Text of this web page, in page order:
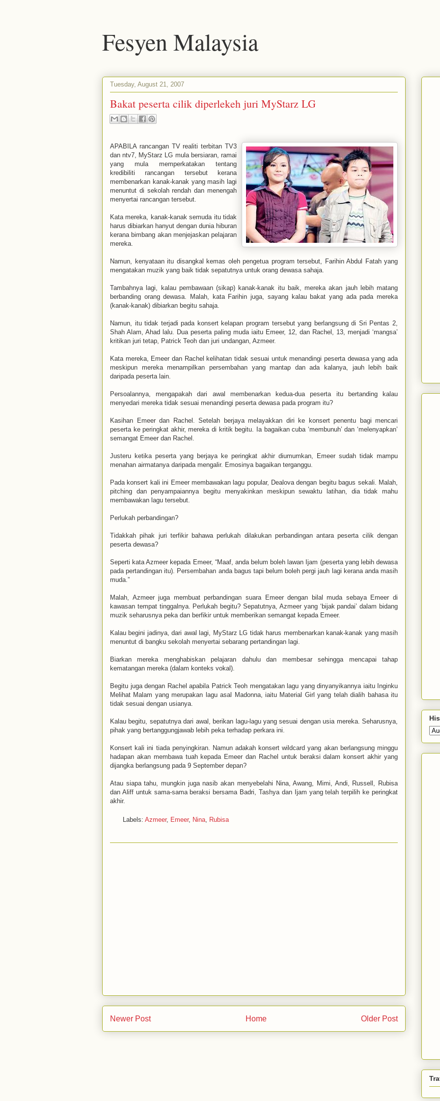
Fesyen Malaysia
Tuesday, August 21, 2007
Bakat peserta cilik diperlekeh juri MyStarz LG
APABILA rancangan TV realiti terbitan TV3
dan ntv7, MyStarz LG mula bersiaran, ramai
yang mula memperkatakan tentang
kredibiliti rancangan tersebut kerana
membenarkan kanak-kanak yang masih lagi
menuntut di sekolah rendah dan menengah
menyertai rancangan tersebut.
Kata mereka, kanak-kanak semuda itu tidak
harus dibiarkan hanyut dengan dunia hiburan
kerana bimbang akan menjejaskan pelajaran
mereka.
Namun, kenyataan itu disangkal kemas oleh pengetua program tersebut, Farihin Abdul Fatah yang
mengatakan muzik yang baik tidak sepatutnya untuk orang dewasa sahaja.
Tambahnya lagi, kalau pembawaan (sikap) kanak-kanak itu baik, mereka akan jauh lebih matang
berbanding orang dewasa. Malah, kata Farihin juga, sayang kalau bakat yang ada pada mereka
(kanak-kanak) dibiarkan begitu sahaja.
Namun, itu tidak terjadi pada konsert kelapan program tersebut yang berlangsung di Sri Pentas 2,
Shah Alam, Ahad lalu. Dua peserta paling muda iaitu Emeer, 12, dan Rachel, 13, menjadi ‘mangsa’
kritikan juri tetap, Patrick Teoh dan juri undangan, Azmeer.
Kata mereka, Emeer dan Rachel kelihatan tidak sesuai untuk menandingi peserta dewasa yang ada
meskipun mereka menampilkan persembahan yang mantap dan ada kalanya, jauh lebih baik
daripada peserta lain.
Persoalannya, mengapakah dari awal membenarkan kedua-dua peserta itu bertanding kalau
menyedari mereka tidak sesuai menandingi peserta dewasa pada program itu?
Kasihan Emeer dan Rachel. Setelah berjaya melayakkan diri ke konsert penentu bagi mencari
peserta ke peringkat akhir, mereka di kritik begitu. Ia bagaikan cuba ‘membunuh’ dan ‘melenyapkan’
semangat Emeer dan Rachel.
Justeru ketika peserta yang berjaya ke peringkat akhir diumumkan, Emeer sudah tidak mampu
menahan airmatanya daripada mengalir. Emosinya bagaikan terganggu.
Pada konsert kali ini Emeer membawakan lagu popular, Dealova dengan begitu bagus sekali. Malah,
pitching dan penyampaiannya begitu menyakinkan meskipun sewaktu latihan, dia tidak mahu
membawakan lagu tersebut.
Perlukah perbandingan?
Tidakkah pihak juri terfikir bahawa perlukah dilakukan perbandingan antara peserta cilik dengan
peserta dewasa?
Seperti kata Azmeer kepada Emeer, “Maaf, anda belum boleh lawan Ijam (peserta yang lebih dewasa
pada pertandingan itu). Persembahan anda bagus tapi belum boleh pergi jauh lagi kerana anda masih
muda.”
Malah, Azmeer juga membuat perbandingan suara Emeer dengan bilal muda sebaya Emeer di
kawasan tempat tinggalnya. Perlukah begitu? Sepatutnya, Azmeer yang ‘bijak pandai’ dalam bidang
muzik seharusnya peka dan berfikir untuk memberikan semangat kepada Emeer.
Kalau begini jadinya, dari awal lagi, MyStarz LG tidak harus membenarkan kanak-kanak yang masih
menuntut di bangku sekolah menyertai sebarang pertandingan lagi.
Biarkan mereka menghabiskan pelajaran dahulu dan membesar sehingga mencapai tahap
kematangan mereka (dalam konteks vokal).
Begitu juga dengan Rachel apabila Patrick Teoh mengatakan lagu yang dinyanyikannya iaitu Inginku
Melihat Malam yang merupakan lagu asal Madonna, iaitu Material Girl yang telah dialih bahasa itu
tidak sesuai dengan usianya.
Kalau begitu, sepatutnya dari awal, berikan lagu-lagu yang sesuai dengan usia mereka. Seharusnya,
pihak yang bertanggungjawab lebih peka terhadap perkara ini.
Konsert kali ini tiada penyingkiran. Namun adakah konsert wildcard yang akan berlangsung minggu
hadapan akan membawa tuah kepada Emeer dan Rachel untuk beraksi dalam konsert akhir yang
dijangka berlangsung pada 9 September depan?
Atau siapa tahu, mungkin juga nasib akan menyebelahi Nina, Awang, Mimi, Andi, Russell, Rubisa
dan Aliff untuk sama-sama beraksi bersama Badri, Tashya dan Ijam yang telah terpilih ke peringkat
akhir.
Labels: Azmeer, Emeer, Nina, Rubisa
Newer Post Older Post
Home